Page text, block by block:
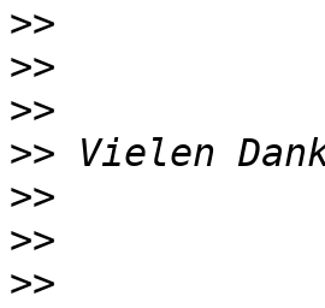
>>
>>
>>
>>
>>
>>
>>